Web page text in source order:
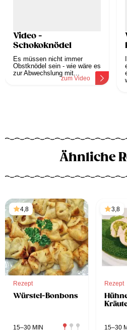
Video -
Schokoknödel
Es müssen nicht immer
Obstknödel sein - wie wäre es
zur Abwechslung mit...
zum Video
Ähnliche
4,8
Rezept
Würstel-Bonbons
15–30 MIN
3,8
Rezept
15–30